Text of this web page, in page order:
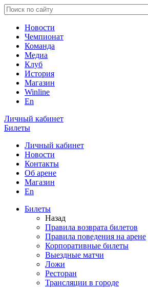
Новости
Чемпионат
Команда
Медиа
Клуб
История
Магазин
Winline
En
Личный кабинет
Билеты
Личный кабинет
Новости
Контакты
Об арене
Магазин
En
Билеты
Назад
Правила возврата билетов
Правила поведения на арене
Корпоративные билеты
Выездные матчи
Ложи
Ресторан
Трансляции в городе